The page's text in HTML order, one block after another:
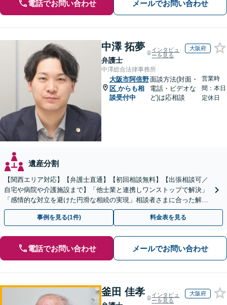
電話でお問い合わせ メールでお問い合わせ
中澤 拓夢
弁護士
インタビュ
ーを見る
大阪府
中澤総合法律事務所
大阪市阿倍野
区 からも相
談受付中
面談方法(対面・
電話・ビデオな
ど)は応相談
営業時
間：本日
定休日
遺産分割
【関西エリア対応】【弁護士直通】【初回相談無料】【出張相談可／
自宅や病院や介護施設まで】「他士業と連携しワンストップで解決」
「感情的な対立を避けた円滑な相続の実現」相談者さまに合った解決
のプランをご提案
事例を見る(1件) 料金表を見る
電話でお問い合わせ メールでお問い合わせ
釜田 佳孝
インタビュ
ーを見る
大阪府